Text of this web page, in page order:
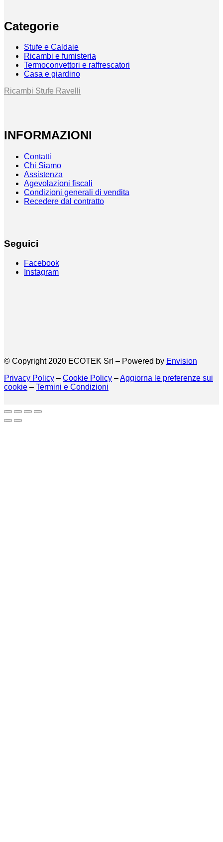
Categorie
Stufe e Caldaie
Ricambi e fumisteria
Termoconvettori e raffrescatori
Casa e giardino
Ricambi Stufe Ravelli
INFORMAZIONI
Contatti
Chi Siamo
Assistenza
Agevolazioni fiscali
Condizioni generali di vendita
Recedere dal contratto
Seguici
Facebook
Instagram
© Copyright 2020 ECOTEK Srl – Powered by Envision
Privacy Policy – Cookie Policy –Aggiorna le preferenze sui
cookie – Termini e Condizioni